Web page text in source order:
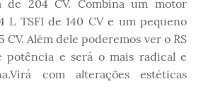
204 CV. Combina um motor
L TSFI de 140 CV e um pequeno
Além dele poderemos ver o RS
potência e será o mais radical e
com alterações estéticas